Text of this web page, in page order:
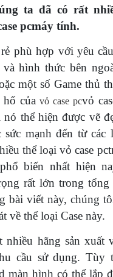
ta đã có rất
pcmáy tính.
phù hợp với yêu
hình thức bên
một số Game thủ
hố củavỏ case pcvỏ
thể hiện được vẽ
mạnh đến từ các
thể loại vỏ case
biến nhất hiện
rất lớn trong tổng
bài viết này, chúng
về thể loại Case này.
nhiều hãng sản xuất
cầu sử dụng. Tùy
màn hình có thể lắp